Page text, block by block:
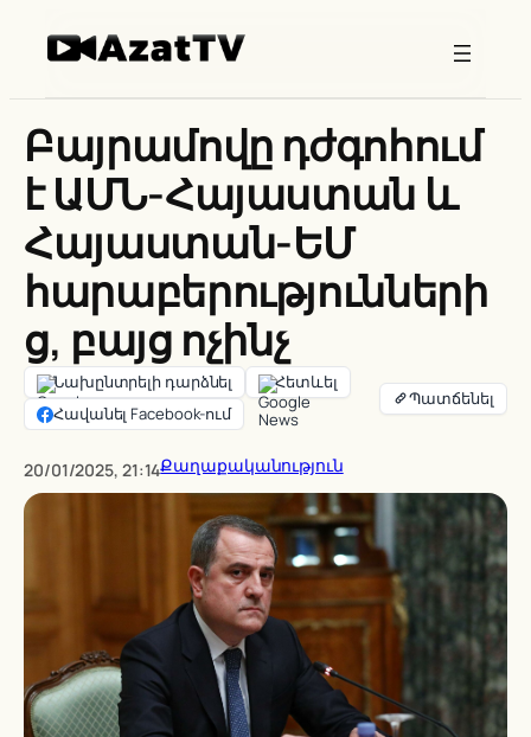
Բայրամովը դժգոհում
է ԱՄՆ-Հայաստան և
Հայաստան-ԵՄ
հարաբերությունների
ց, բայց ոչինչ
Նախընտրելի դարձնել
Հետևել
Հավանել Facebook-ում
20/01/2025, 21:14Քաղաքականություն